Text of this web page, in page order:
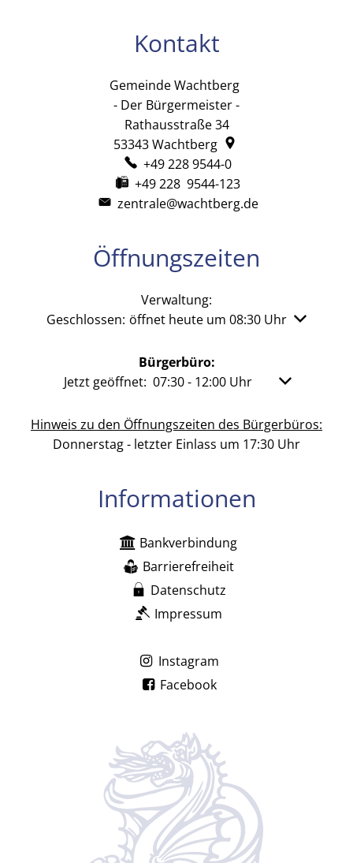
Kontakt
Gemeinde Wachtberg
- Der Bürgermeister -
Rathausstraße 34
53343Wachtberg
+49 228 9544-0
+49 228 9544-123
zentrale@wachtberg.de
Öffnungszeiten
Verwaltung:
Klicken, um weitere Öffnungs- oder Schließzeiten
Geschlossen: öffnet heute um 08:30 Uhr
Bürgerbüro:
Klicken, um weitere Öffnungs- oder
Jetzt geöffnet: 07:30- 12:00Uhr Von 07:30
Hinweis zu den Öffnungszeiten des Bürgerbüros:
Donnerstag - letzter Einlass um 17:30 Uhr
Informationen
Bankverbindung
Barrierefreiheit
Datenschutz
Impressum
Instagram
Facebook